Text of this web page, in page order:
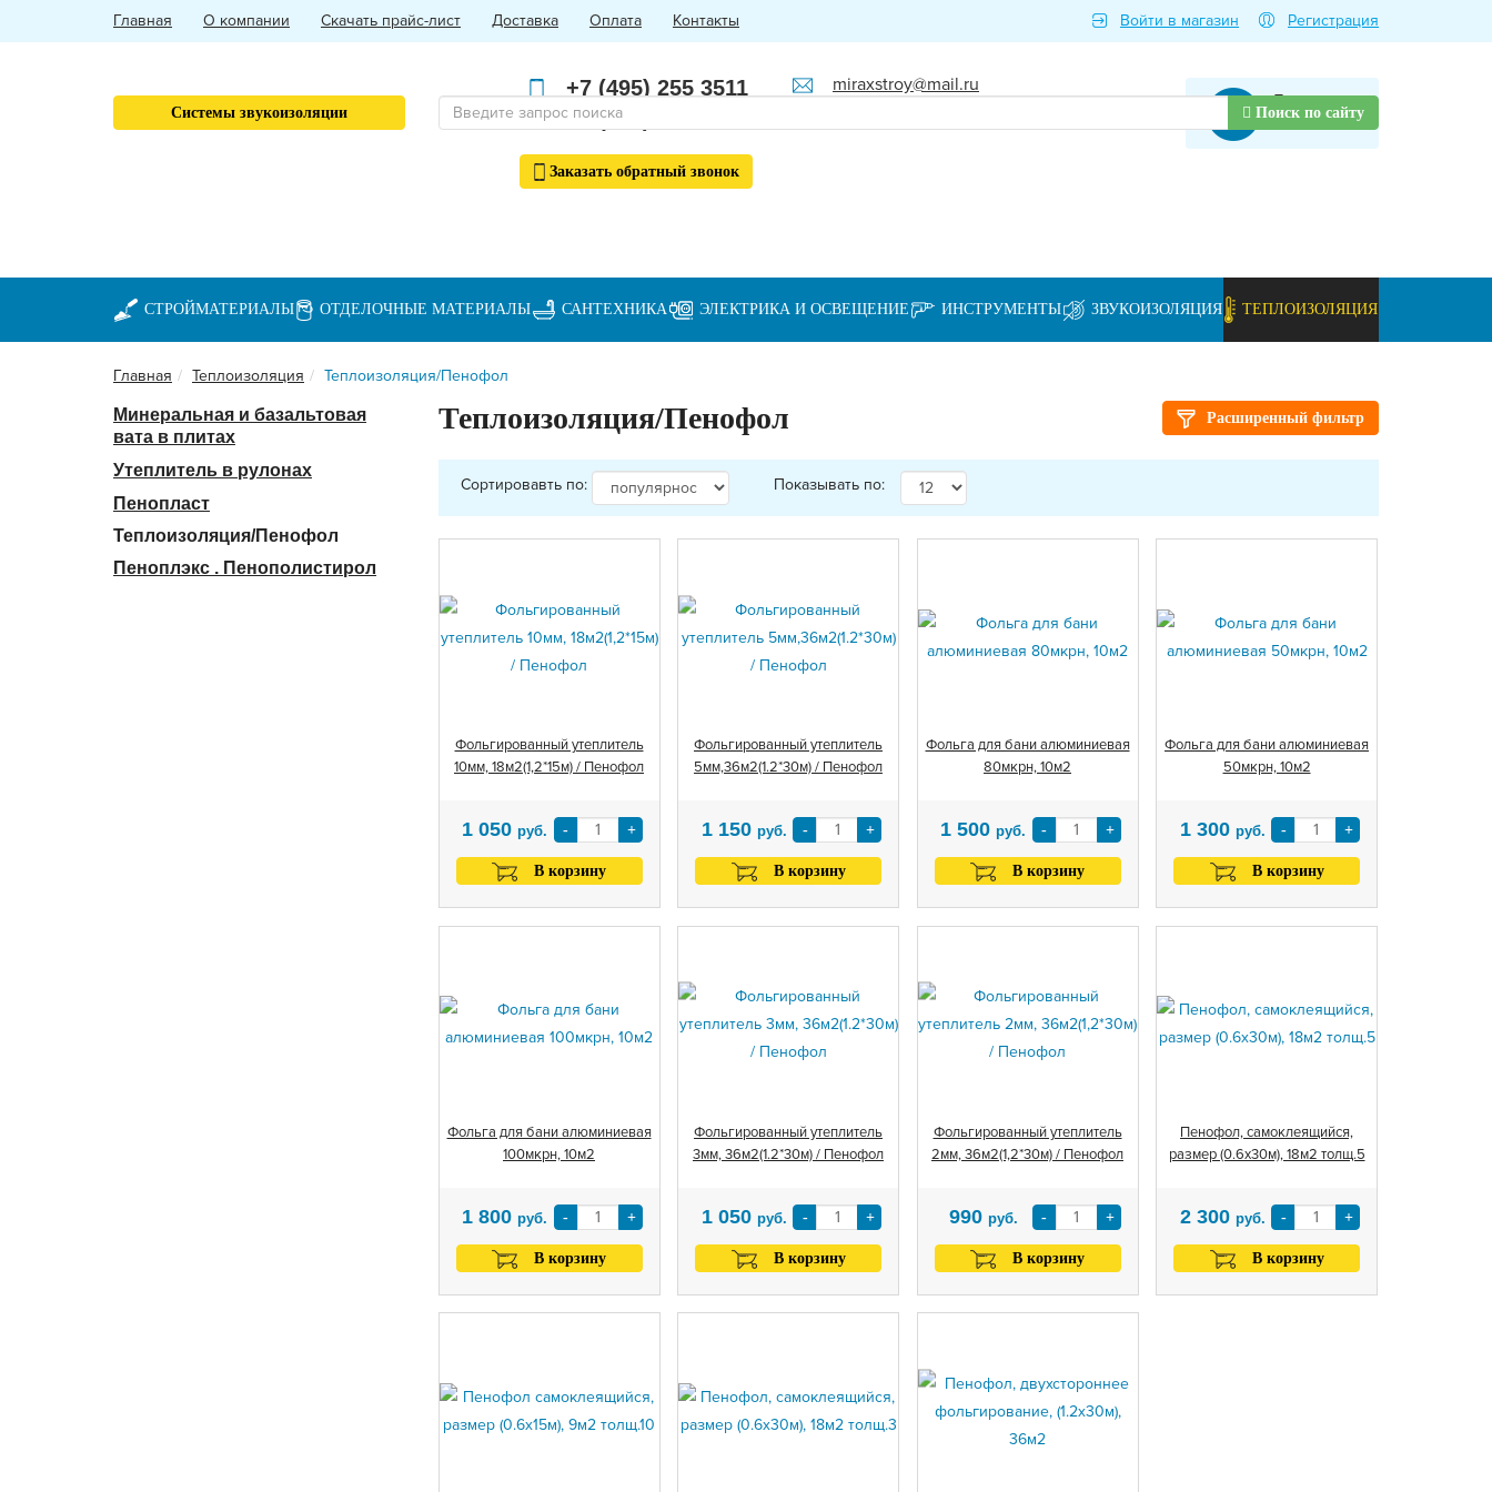
СТРОЙМАТЕРИАЛЫ ОТДЕЛОЧНЫЕ МАТЕРИАЛЫ САНТЕХНИКА ЭЛЕКТРИКА И ОСВЕЩЕНИЕ ИНСТРУМЕНТЫ ЗВУКОИЗОЛЯЦИЯ ТЕПЛОИЗОЛЯЦИЯ
Главная О компании Скачать прайс-лист Доставка Оплата Контакты Войти в магазин Регистрация
Товаров нет
+7 (495) 255 3511
+7 (985) 762 4123
Заказать обратный звонок
miraxstroy@mail.ru
Системы звукоизоляции Поиск по сайту
Главная Теплоизоляция Теплоизоляция/Пенофол
Минеральная и базальтовая
вата в плитах
Утеплитель в рулонах
Пенопласт
Теплоизоляция/Пенофол
Пеноплэкс . Пенополистирол
Расширенный фильтр
Теплоизоляция/Пенофол
Сортировавть по: Показывать по:
Фольгированный утеплитель
10мм, 18м2(1,2*15м) / Пенофол
- +
1 050 руб.
В корзину
Фольгированный утеплитель
5мм,36м2(1.2*30м) / Пенофол
- +
1 150 руб.
В корзину
Фольга для бани алюминиевая
80мкрн, 10м2
- +
1 500 руб.
В корзину
Фольга для бани алюминиевая
50мкрн, 10м2
- +
1 300 руб.
В корзину
Фольга для бани алюминиевая
100мкрн, 10м2
- +
1 800 руб.
В корзину
Фольгированный утеплитель
3мм, 36м2(1.2*30м) / Пенофол
- +
1 050 руб.
В корзину
Фольгированный утеплитель
2мм, 36м2(1,2*30м) / Пенофол
- +
990 руб.
В корзину
Пенофол, самоклеящийся,
размер (0.6х30м), 18м2 толщ.5
- +
2 300 руб.
В корзину